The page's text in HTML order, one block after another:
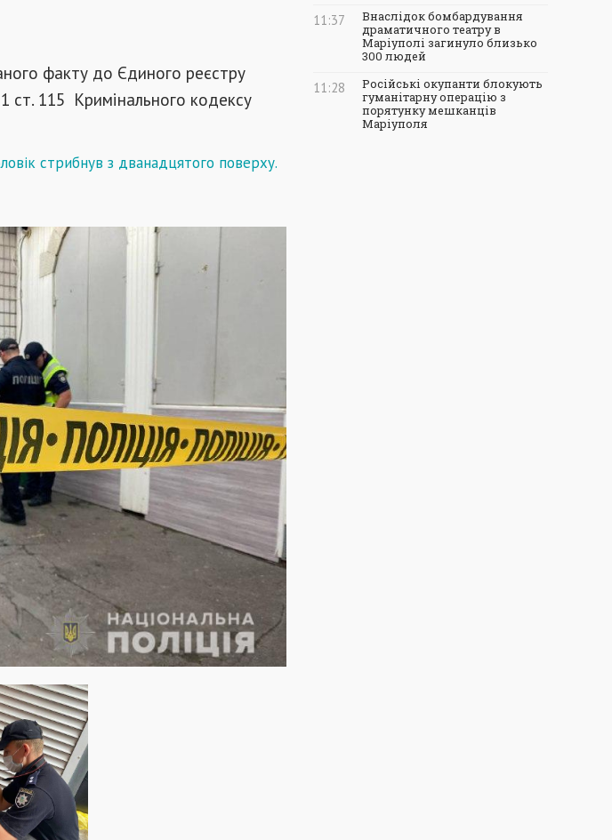
факту до Єдиного реєстру
ст. 115 Кримінального кодексу
стрибнув з дванадцятого поверху.
11:37
Внаслідок бомбардування
драматичного театру в
Маріуполі загинуло близько
300 людей
11:28
Російські окупанти блокують
гуманітарну операцію з
порятунку мешканців
Маріуполя